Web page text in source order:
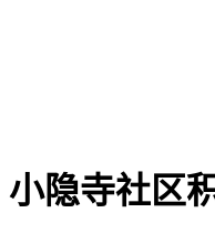
小隐寺社区